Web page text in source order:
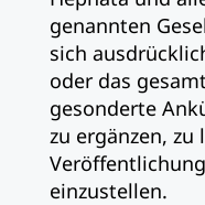
genannten
sich
oder das
gesonderte
zu ergänzen, zu
einzustellen.